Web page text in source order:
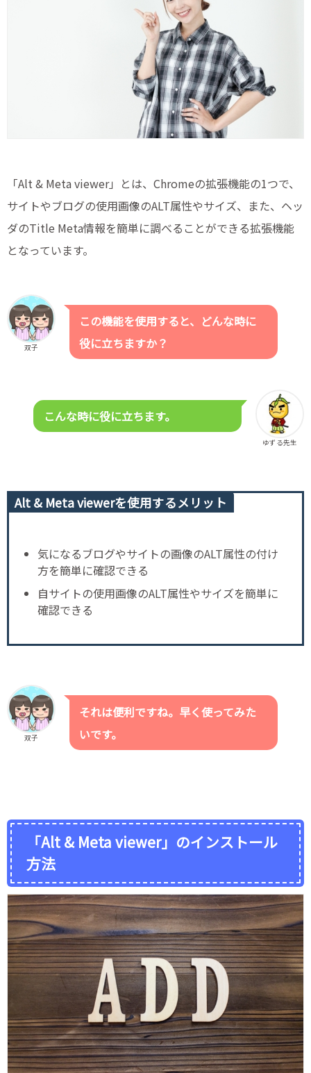
「Alt & Meta viewer」とは、Chromeの拡張機能の1つで、
サイトやブログの使用画像のALT属性やサイズ、また、ヘッ
ダのTitle Meta情報を簡単に調べることができる拡張機能
となっています。
双子
この機能を使用すると、どんな時に
役に立ちますか？
ゆずる先生
こんな時に役に立ちます。
Alt & Meta viewerを使用するメリット
気になるブログやサイトの画像のALT属性の付け
方を簡単に確認できる
自サイトの使用画像のALT属性やサイズを簡単に
確認できる
双子
それは便利ですね。早く使ってみた
いです。
「Alt & Meta viewer」のインストール
方法